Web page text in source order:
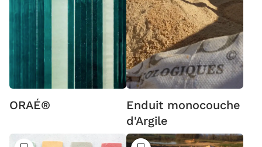
ORAÉ®
Enduit monocouche
d'Argile